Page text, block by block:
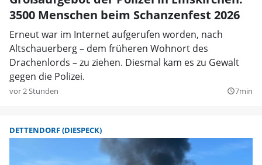
3500 Menschen beim Schanzenfest 2026
Erneut war im Internet aufgerufen worden, nach
Altschauerberg – dem früheren Wohnort des
Drachenlords – zu ziehen. Diesmal kam es zu Gewalt
gegen die Polizei.
vor 2 Stunden query_builder7min
DETTENDORF (DIESPECK)